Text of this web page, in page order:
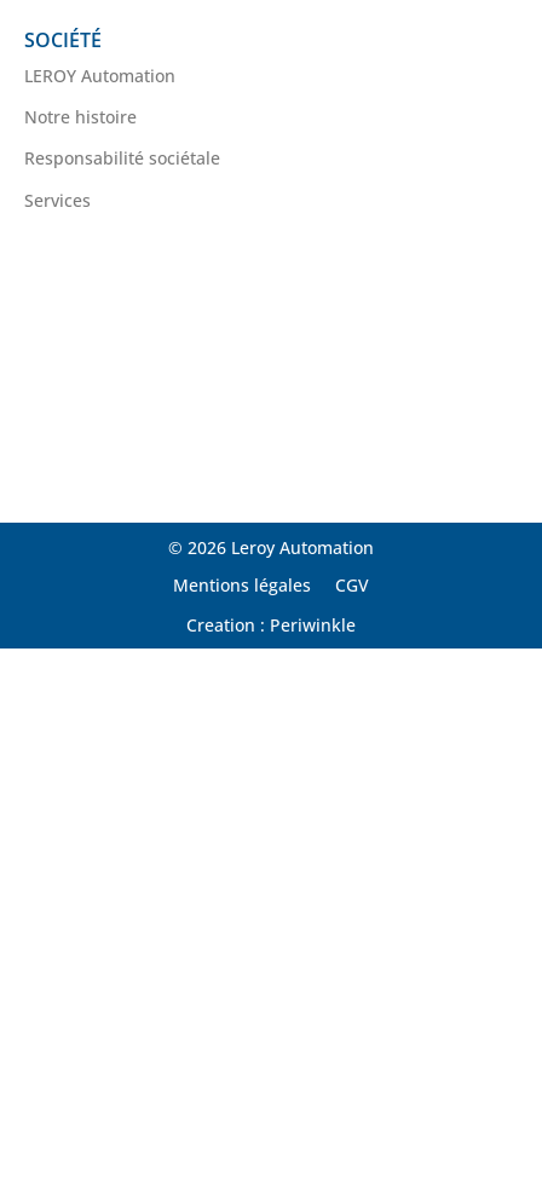
SOCIÉTÉ
LEROY Automation
Notre histoire
Responsabilité sociétale
Services
© 2026 Leroy Automation
Mentions légales
CGV
Creation : Periwinkle